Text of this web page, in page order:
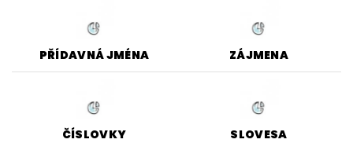
PŘÍDAVNÁ JMÉNA ZÁJMENA
ČÍSLOVKY SLOVESA